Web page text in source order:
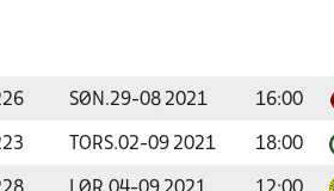
SØN.29-08 2021 16:00
TORS.02-09 2021 18:00